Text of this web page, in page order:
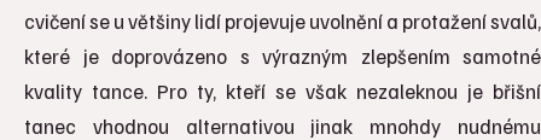
cvičení se u většiny lidí projevuje uvolnění a protažení svalů,
které je doprovázeno s výrazným zlepšením samotné
kvality tance. Pro ty, kteří se však nezaleknou je břišní
tanec vhodnou alternativou jinak mnohdy nudnému